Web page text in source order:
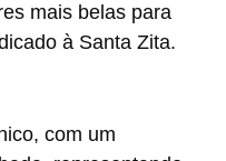
mais belas para
à Santa Zita.
com um